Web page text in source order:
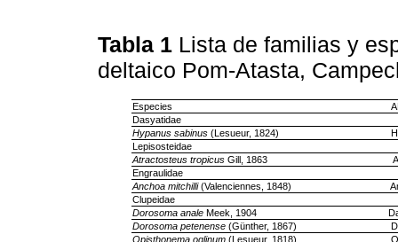
Tabla 1 Lista de familias y
deltaico Pom-Atasta,
Especies
Dasyatidae
Hypanus sabinus(Lesueur, 1824)
Lepisosteidae
Atractosteus tropicusGill, 1863
Engraulidae
Anchoa mitchilli(Valenciennes, 1848)
Clupeidae
Dorosoma analeMeek, 1904
Dorosoma petenense(Günther, 1867)
Opisthonema oglinum(Lesueur, 1818)